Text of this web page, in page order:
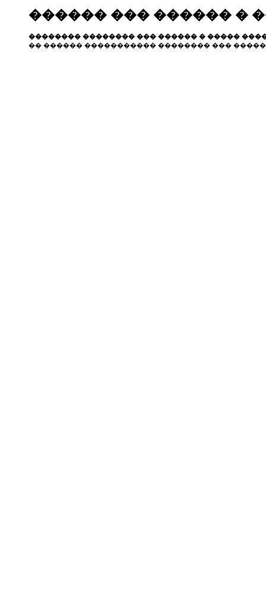
������ ��� ������ �
�������� �������� ��� ������ � �����
�� ������ ����������� �������� ���